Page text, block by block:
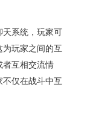
天系统，玩家可
玩家之间的互
者互相交流情
仅在战斗中互